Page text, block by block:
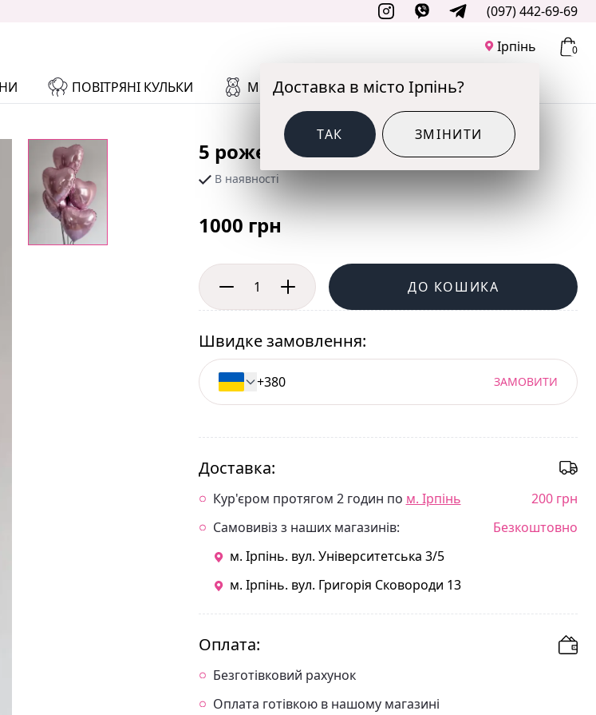
(097) 442-69-69
Ірпінь
Доставка в місто Ірпінь?
ТАК ЗМІНИТИ
0
ПОВІТРЯНІ КУЛЬКИ М'ЯКІ ІГРАШКИ ДО СВЯТА
5 рожевих сердець
В наявності
1000 грн
ДО КОШИКА
Швидке замовлення:
ЗАМОВИТИ
Доставка:
Кур'єром протягом 2 годин по м. Ірпінь
200 грн
Самовивіз з наших магазинів:
Безкоштовно
м. Ірпінь. вул. Університетська 3/5
м. Ірпінь. вул. Григорія Сковороди 13
Оплата:
Безготівковий рахунок
Оплата готівкою в нашому магазині